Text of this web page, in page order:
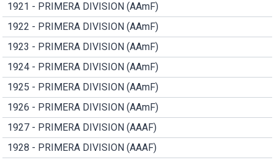
1921 - PRIMERA DIVISION (AAmF)
1922 - PRIMERA DIVISION (AAmF)
1923 - PRIMERA DIVISION (AAmF)
1924 - PRIMERA DIVISION (AAmF)
1925 - PRIMERA DIVISION (AAmF)
1926 - PRIMERA DIVISION (AAmF)
1927 - PRIMERA DIVISION (AAAF)
1928 - PRIMERA DIVISION (AAAF)